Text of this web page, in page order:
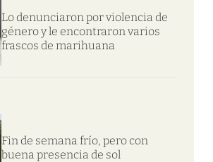
Lo denunciaron por violencia de
género y le encontraron varios
frascos de marihuana
Fin de semana frío, pero con
buena presencia de sol